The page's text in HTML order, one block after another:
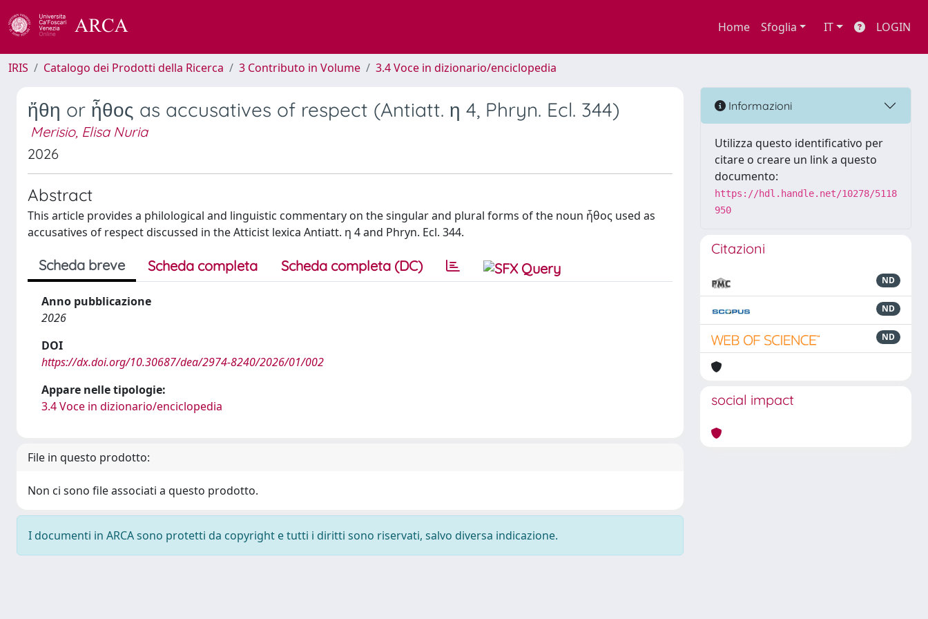
Home Sfoglia IT LOGIN
IRIS Catalogo dei Prodotti della Ricerca 3 Contributo in Volume 3.4 Voce in dizionario/enciclopedia
ἤθη or ἦθος as accusatives of respect (Antiatt. η 4, Phryn. Ecl. 344)
Merisio, Elisa Nuria
2026
Abstract
This article provides a philological and linguistic commentary on the singular and plural forms of the noun ἦθος used as
accusatives of respect discussed in the Atticist lexica Antiatt. η 4 and Phryn. Ecl. 344.
Scheda breve Scheda completa Scheda completa (DC)
Anno pubblicazione
2026
DOI
https://dx.doi.org/10.30687/dea/2974-8240/2026/01/002
Appare nelle tipologie:
3.4 Voce in dizionario/enciclopedia
File in questo prodotto:
Non ci sono file associati a questo prodotto.
I documenti in ARCA sono protetti da copyright e tutti i diritti sono riservati, salvo diversa indicazione.
Informazioni
Utilizza questo identificativo per
citare o creare un link a questo
documento:
https://hdl.handle.net/10278/5118
950
Citazioni
ND
ND
ND
social impact